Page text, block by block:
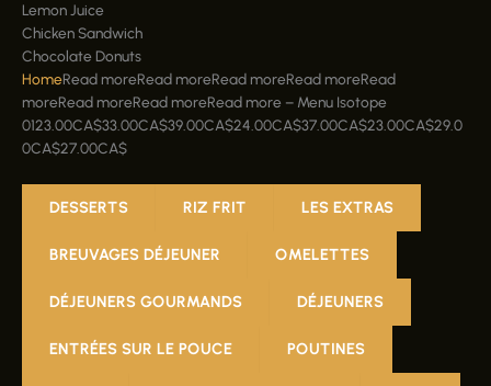
Lemon Juice
Chicken Sandwich
Chocolate Donuts
HomeRead moreRead moreRead moreRead moreRead
moreRead moreRead moreRead more – Menu Isotope
0123.00CA$33.00CA$39.00CA$24.00CA$37.00CA$23.00CA$29.0
0CA$27.00CA$
DESSERTS RIZ FRIT LES EXTRAS
BREUVAGES DÉJEUNER OMELETTES
DÉJEUNERS GOURMANDS DÉJEUNERS
ENTRÉES SUR LE POUCE POUTINES